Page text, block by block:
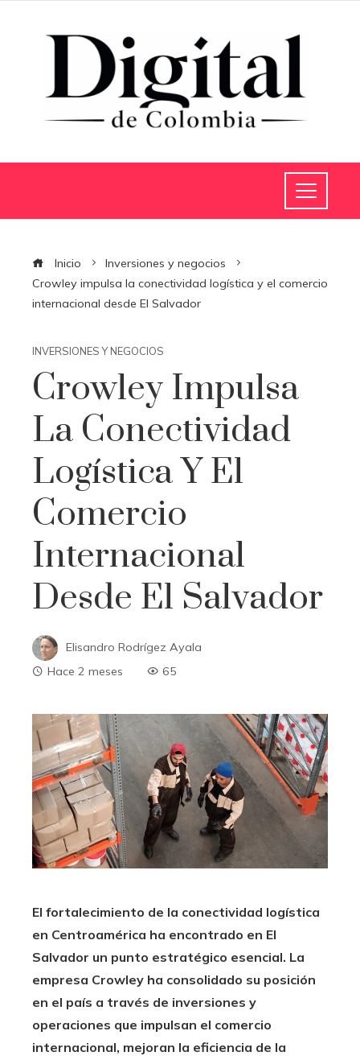
Inicio
Inversiones y negocios
Crowley impulsa la conectividad logística y el comercio
internacional desde El Salvador
INVERSIONES Y NEGOCIOS
Crowley Impulsa
La Conectividad
Logística Y El
Comercio
Internacional
Desde El Salvador
Elisandro Rodrígez Ayala
Hace 2 meses
65
El fortalecimiento de la conectividad logística
en Centroamérica ha encontrado en El
Salvador un punto estratégico esencial. La
empresa Crowley ha consolidado su posición
en el país a través de inversiones y
operaciones que impulsan el comercio
internacional, mejoran la eficiencia de la